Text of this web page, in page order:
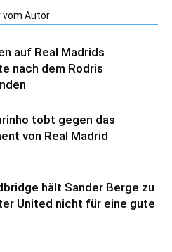
vom Autor
auf Real Madrids
nach dem Rodris
tobt gegen das
von Real Madrid
hält Sander Berge zu
United nicht für eine gute